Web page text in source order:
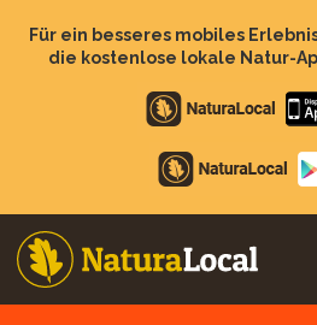
zumFür ein besseres mobiles
die kostenlose lokale Natur-
Apple
store
Play